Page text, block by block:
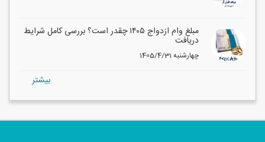
مبلغ وام ازدواج ۱۴۰۵ چقدر است؟ بررسی کامل شرایط
دریافت
1405/4/31 چهارشنبه
بيشتر